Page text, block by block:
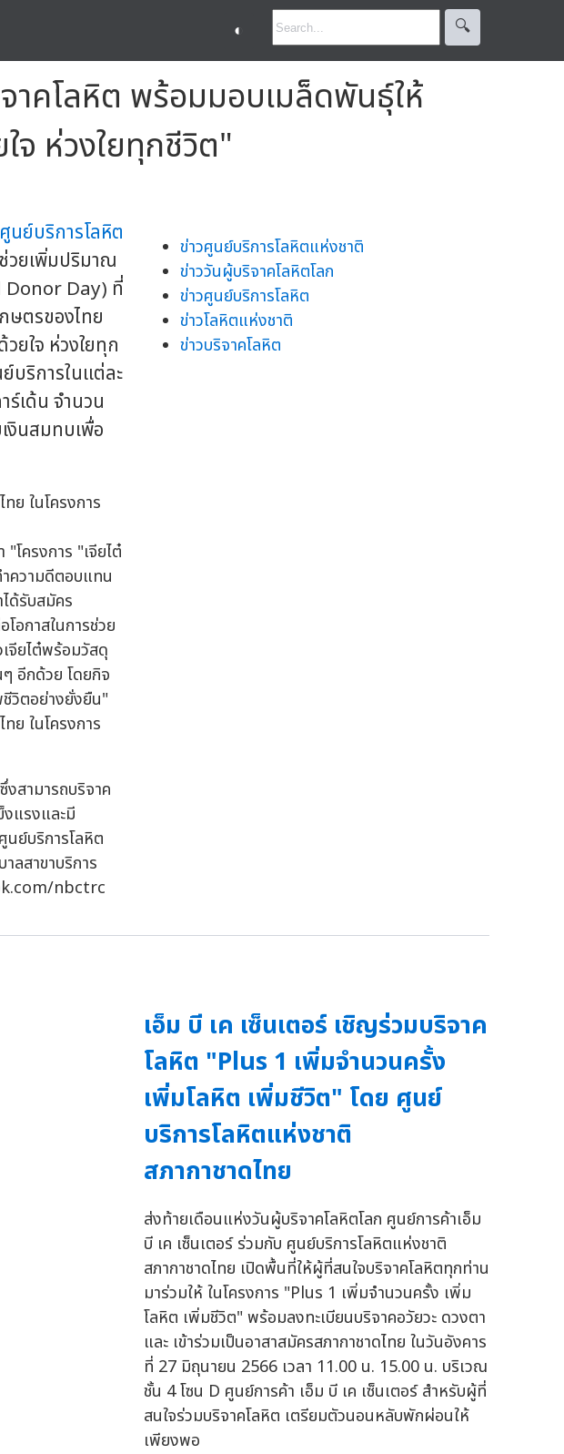
◐ 🔍︎
าคโลหิต พร้อมมอบเมล็ดพันธุ์ให้
จ ห่วงใยทุกชีวิต"
ศูนย์บริการโลหิต
วยเพิ่มปริมาณ
Day) ที่
ษตรของไทย
ยใจ ห่วงใยทุก
บริการในแต่ละ
เด้น จำนวน
งินสมทบเพื่อ
โครงการ "เจียไต๋
ำความดีตอบแทน
ด้รับสมัคร
อกาสในการช่วย
จียไต๋พร้อมวัสดุ
อีกด้วย โดยกิจ
ชีวิตอย่างยั่งยืน"
งสามารถบริจาค
แรงและมี
นย์บริการโลหิต
ลสาขาบริการ
nbctrc
ข่าวศูนย์บริการโลหิตแห่งชาติ
ข่าววันผู้บริจาคโลหิตโลก
ข่าวศูนย์บริการโลหิต
ข่าวโลหิตแห่งชาติ
ข่าวบริจาคโลหิต
เอ็ม บี เค เซ็นเตอร์ เชิญร่วมบริจาค
โลหิต "Plus 1 เพิ่มจำนวนครั้ง
เพิ่มโลหิต เพิ่มชีวิต" โดย ศูนย์
บริการโลหิตแห่งชาติ
สภากาชาดไทย
ส่งท้ายเดือนแห่งวันผู้บริจาคโลหิตโลก ศูนย์การค้าเอ็ม
บี เค เซ็นเตอร์ ร่วมกับ ศูนย์บริการโลหิตแห่งชาติ
สภากาชาดไทย เปิดพื้นที่ให้ผู้ที่สนใจบริจาคโลหิตทุกท่าน
มาร่วมให้ ในโครงการ "Plus 1 เพิ่มจำนวนครั้ง เพิ่ม
โลหิต เพิ่มชีวิต" พร้อมลงทะเบียนบริจาคอวัยวะ ดวงตา
และ เข้าร่วมเป็นอาสาสมัครสภากาชาดไทย ในวันอังคาร
ที่ 27 มิถุนายน 2566 เวลา 11.00 น. 15.00 น. บริเวณ
ชั้น 4 โซน D ศูนย์การค้า เอ็ม บี เค เซ็นเตอร์ สำหรับผู้ที่
สนใจร่วมบริจาคโลหิต เตรียมตัวนอนหลับพักผ่อนให้
เพียงพอ